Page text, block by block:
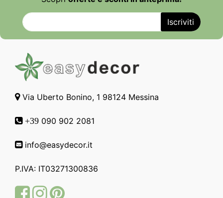
Via Uberto Bonino, 1 98124 Messina
+39 090 902 2081
info@easydecor.it
P.IVA: IT03271300836
FacebookInstagram
Pinterest